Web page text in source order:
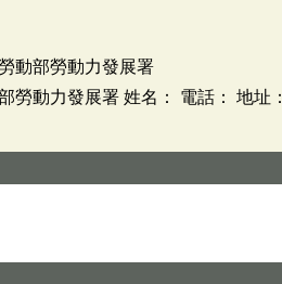
動部勞動力發展署
勞動力發展署 姓名： 電話： 地址：